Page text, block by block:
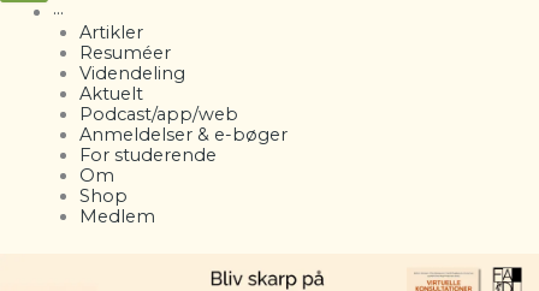
···
Artikler
Resuméer
Videndeling
Aktuelt
Podcast/app/web
Anmeldelser & e-bøger
For studerende
Om
Shop
Medlem